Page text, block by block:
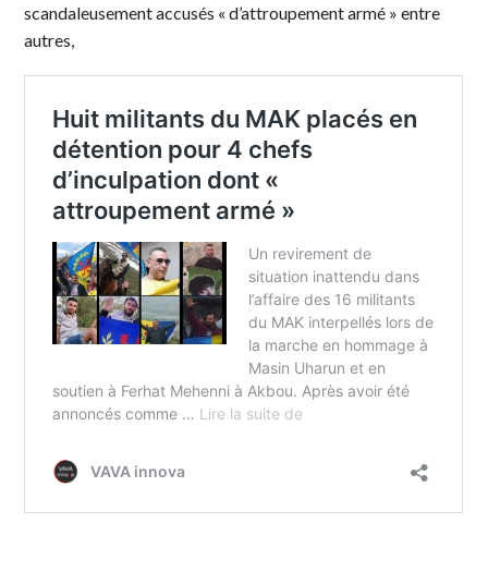
scandaleusement accusés « d’attroupement armé » entre
autres,